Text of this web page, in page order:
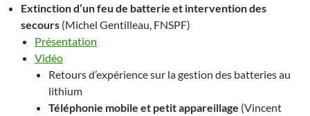
Extinction d’un feu de batterie et intervention des
secours (Michel Gentilleau, FNSPF)
Présentation
Vidéo
Retours d’expérience sur la gestion des batteries au
lithium
Téléphonie mobile et petit appareillage (Vincent